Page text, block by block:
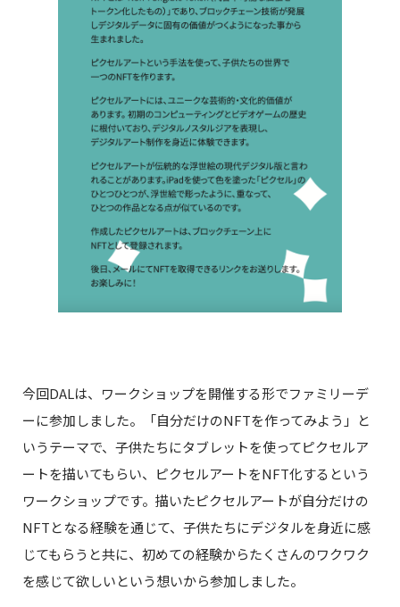
今回DALは、ワークショップを開催する形でファミリーデ
ーに参加しました。「自分だけのNFTを作ってみよう」と
いうテーマで、子供たちにタブレットを使ってピクセルア
ートを描いてもらい、ピクセルアートをNFT化するという
ワークショップです。描いたピクセルアートが自分だけの
NFTとなる経験を通じて、子供たちにデジタルを身近に感
じてもらうと共に、初めての経験からたくさんのワクワク
を感じて欲しいという想いから参加しました。